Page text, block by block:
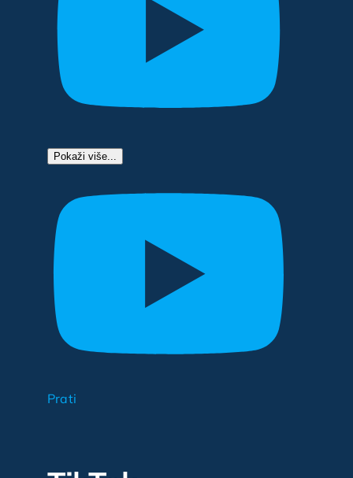
Pokaži više...
Prati